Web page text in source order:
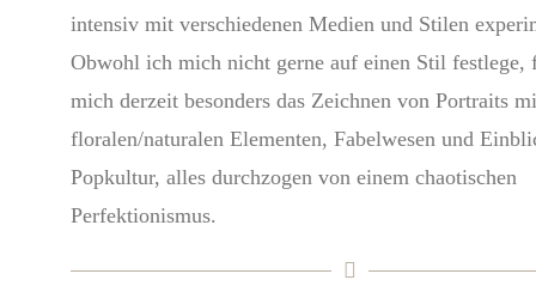
intensiv mit verschiedenen Medien und Stilen
Obwohl ich mich nicht gerne auf einen Stil festlege,
mich derzeit besonders das Zeichnen von Portraits
floralen/naturalen Elementen, Fabelwesen und
Popkultur, alles durchzogen von einem chaotischen
Perfektionismus.